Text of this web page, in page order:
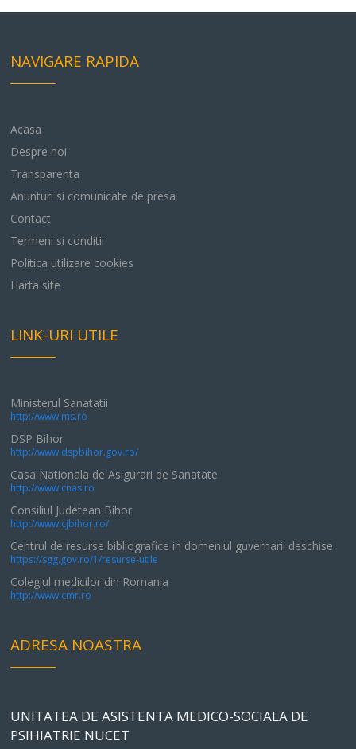
NAVIGARE RAPIDA
Acasa
Despre noi
Transparenta
Anunturi si comunicate de presa
Contact
Termeni si conditii
Politica utilizare cookies
Harta site
LINK-URI UTILE
Ministerul Sanatatii
http://www.ms.ro
DSP Bihor
http://www.dspbihor.gov.ro/
Casa Nationala de Asigurari de Sanatate
http://www.cnas.ro
Consiliul Judetean Bihor
http://www.cjbihor.ro/
Centrul de resurse bibliografice in domeniul guvernarii deschise
https://sgg.gov.ro/1/resurse-utile
Colegiul medicilor din Romania
http://www.cmr.ro
ADRESA NOASTRA
UNITATEA DE ASISTENTA MEDICO-SOCIALA DE
PSIHIATRIE NUCET